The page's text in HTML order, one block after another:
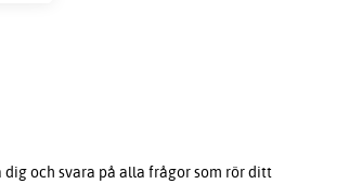
och svara på alla frågor som rör ditt